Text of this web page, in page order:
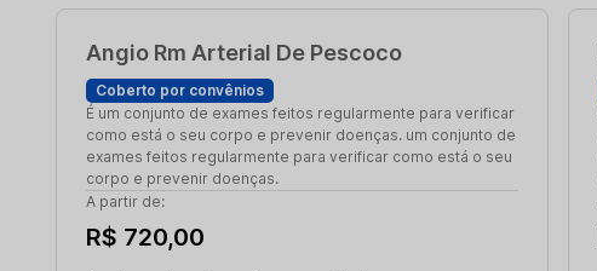
Angio Rm Arterial De Pescoco
Coberto por convênios
É um conjunto de exames feitos regularmente para verificar
como está o seu corpo e prevenir doenças. um conjunto de
exames feitos regularmente para verificar como está o seu
corpo e prevenir doenças.
A partir de:
R$ 720,00